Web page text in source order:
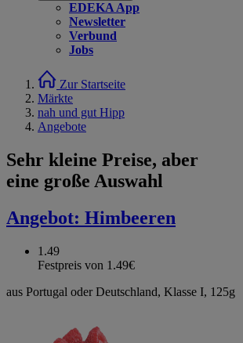
EDEKA App
Newsletter
Verbund
Jobs
Zur Startseite
Märkte
nah und gut Hipp
Angebote
Sehr kleine Preise, aber
eine große Auswahl
Angebot: Himbeeren
1.49
Festpreis von 1.49€
aus Portugal oder Deutschland, Klasse I, 125g